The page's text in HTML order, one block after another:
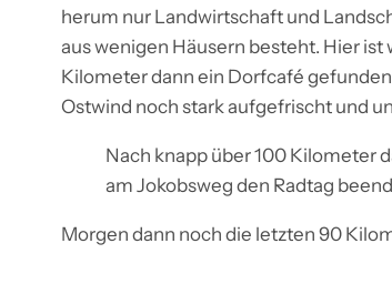
herum nur Landwirtschaft und
aus wenigen Häusern besteht. Hier ist
Kilometer dann ein Dorfcafé
Ostwind noch stark aufgefrischt und
Nach knapp über 100 Kilometer
am Jokobsweg den Radtag
Morgen dann noch die letzten 90